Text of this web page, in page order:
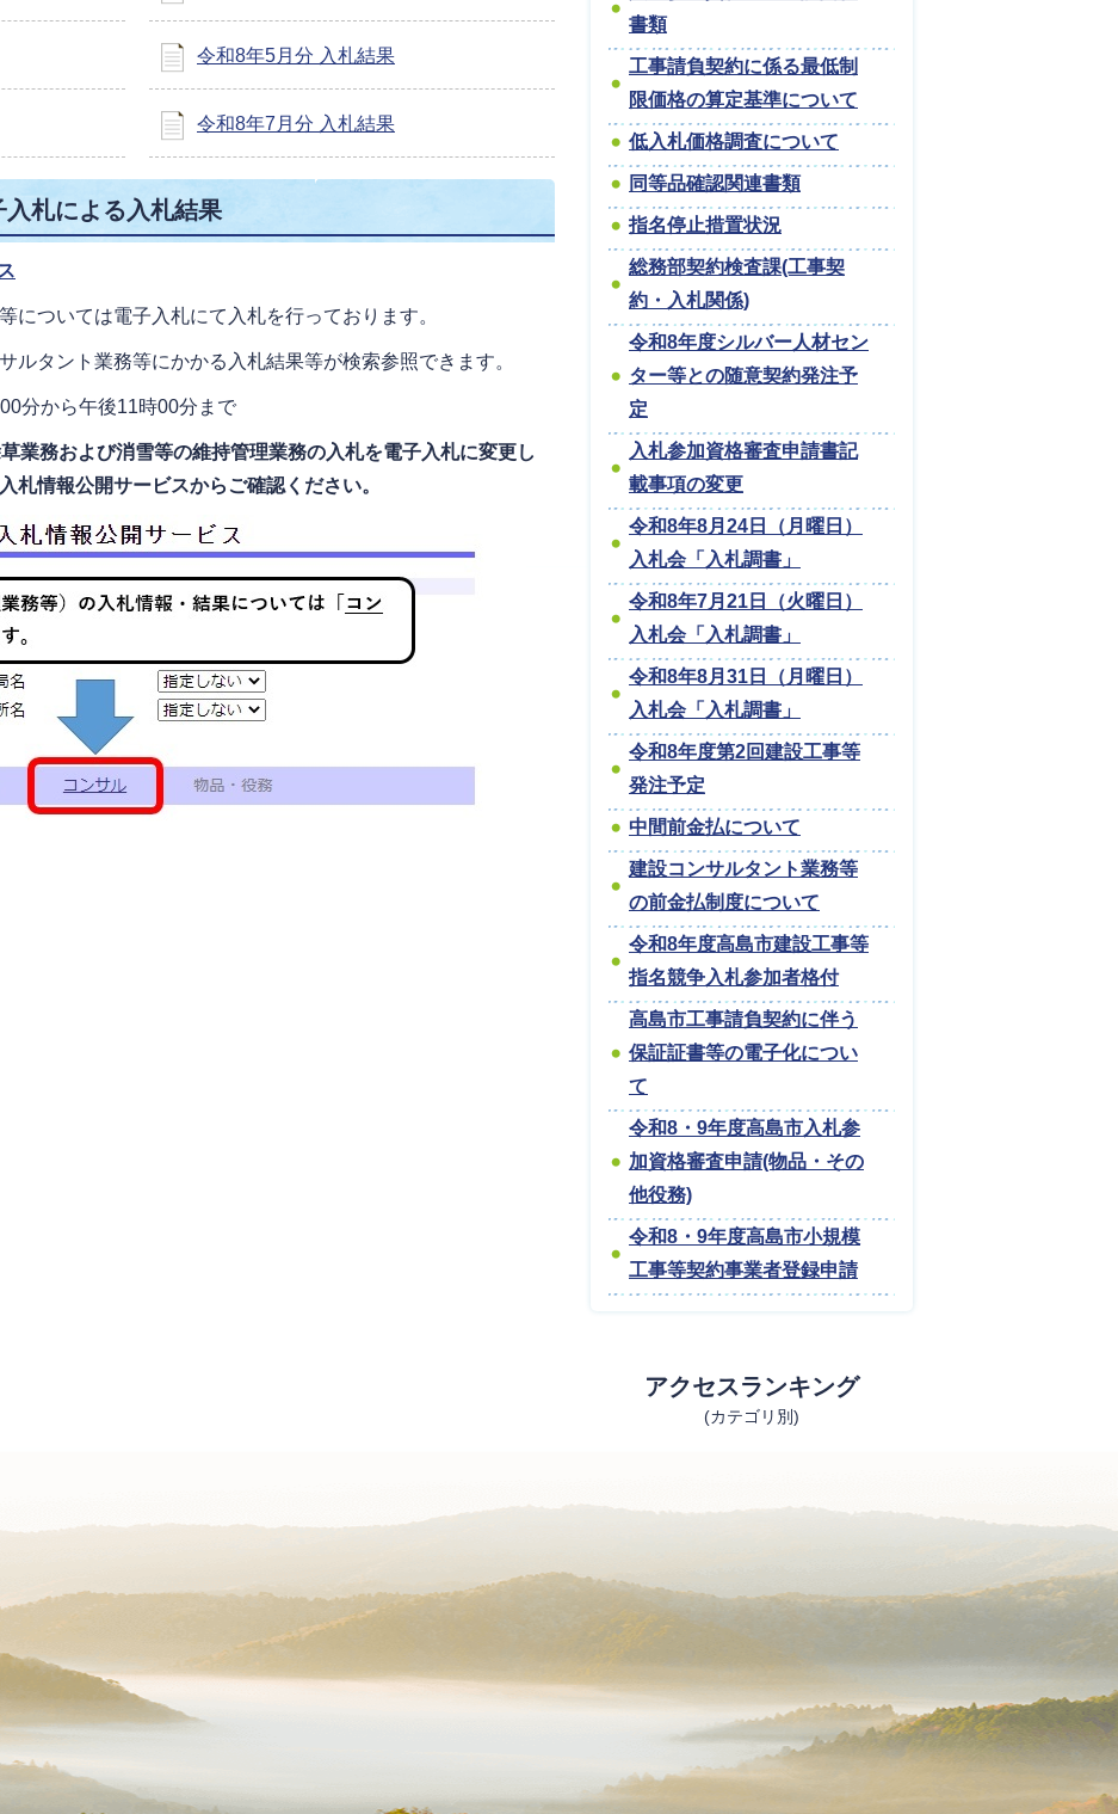
令和8年5月分 入札結果
令和8年7月分 入札結果
札による入札結果
については電子入札にて入札を行っております。
ルタント業務等にかかる入札結果等が検索参照できます。
分から午後11時00分まで
業務および消雪等の維持管理業務の入札を電子入札に変更し
札情報公開サービスからご確認ください。
書類
工事請負契約に係る最低制
限価格の算定基準について
低入札価格調査について
同等品確認関連書類
指名停止措置状況
総務部契約検査課(工事契
約・入札関係)
令和8年度シルバー人材セン
ター等との随意契約発注予
定
入札参加資格審査申請書記
載事項の変更
令和8年8月24日（月曜日）
入札会「入札調書」
令和8年7月21日（火曜日）
入札会「入札調書」
令和8年8月31日（月曜日）
入札会「入札調書」
令和8年度第2回建設工事等
発注予定
中間前金払について
建設コンサルタント業務等
の前金払制度について
令和8年度高島市建設工事等
指名競争入札参加者格付
高島市工事請負契約に伴う
保証証書等の電子化につい
て
令和8・9年度高島市入札参
加資格審査申請(物品・その
他役務)
令和8・9年度高島市小規模
工事等契約事業者登録申請
アクセスランキング
(カテゴリ別)